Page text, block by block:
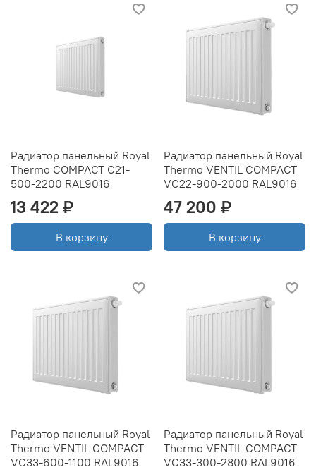
Радиатор панельный Royal
Thermo COMPACT C21-
500-2200 RAL9016
13 422 ₽
В корзину
Радиатор панельный Royal
Thermo VENTIL COMPACT
VC22-900-2000 RAL9016
47 200 ₽
В корзину
Радиатор панельный Royal
Thermo VENTIL COMPACT
VC33-600-1100 RAL9016
Радиатор панельный Royal
Thermo VENTIL COMPACT
VC33-300-2800 RAL9016